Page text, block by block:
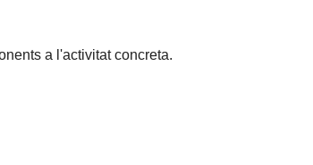
a l'activitat concreta.